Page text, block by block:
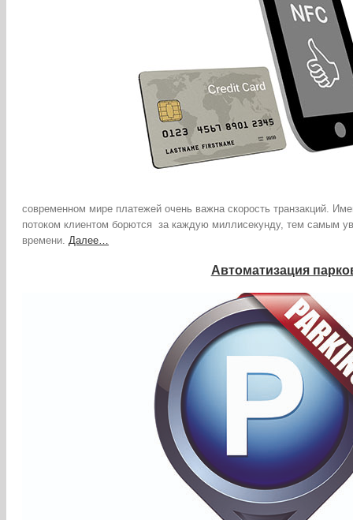
современном мире платежей очень важна скорость транзакций.
потоком клиентом борются за каждую миллисекунду, тем самым
времени. Далее…
Автоматизация